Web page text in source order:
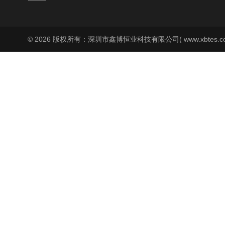
© 2026 版权所有：深圳市鑫博恒业科技有限公司(